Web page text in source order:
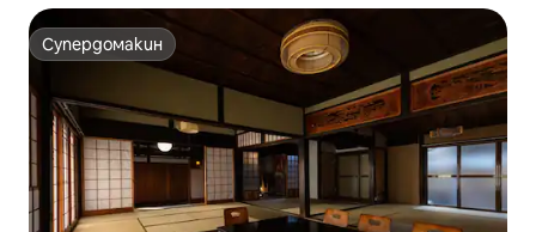
Ханадзоно-тё, фитнес зала, на 5 минути с влак до
Нанба
Супердомакин
Супердомакин